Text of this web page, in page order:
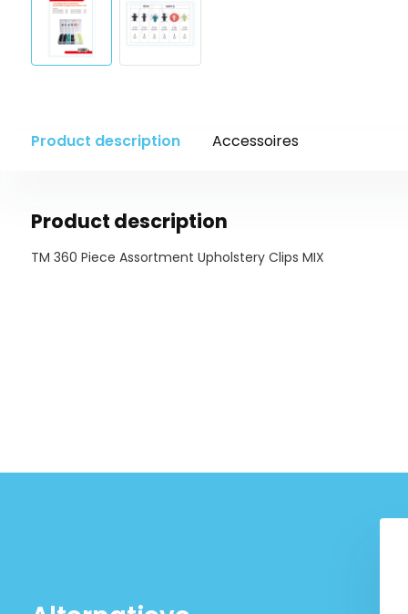
Product description Accessoires
Product description
TM 360 Piece Assortment Upholstery Clips MIX